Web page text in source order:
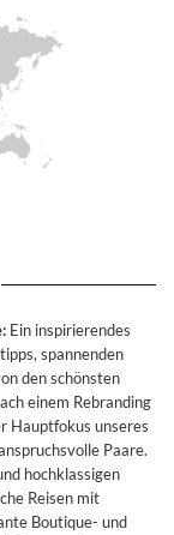
Ein inspirierendes
spannenden
den schönsten
einem Rebranding
Hauptfokus unseres
Paare.
hochklassigen
Reisen mit
Boutique- und